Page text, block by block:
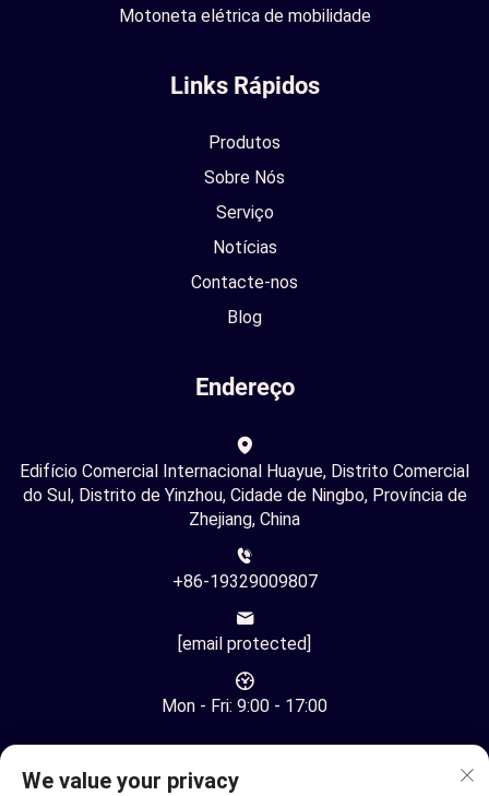
Motoneta elétrica de mobilidade
Links Rápidos
Produtos
Sobre Nós
Serviço
Notícias
Contacte-nos
Blog
Endereço
Edifício Comercial Internacional Huayue, Distrito Comercial
do Sul, Distrito de Yinzhou, Cidade de Ningbo, Província de
Zhejiang, China
+86-19329009807
[email protected]
Mon - Fri: 9:00 - 17:00
We value your privacy